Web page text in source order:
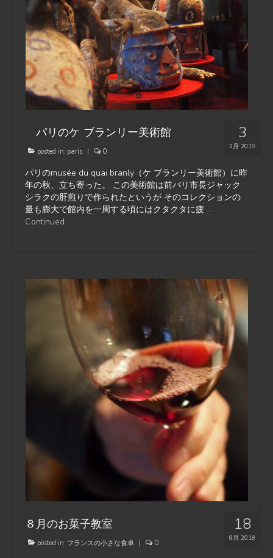
3
2月 2019
パリのケ ブランリー美術館
posted in: paris 0
パリのmusée du quai branly（ケ ブランリー美術館）に昨
年の秋、立ち寄った。 この美術館は前パリ市長ジャック
シラクの肝煎りで作られたというが そのコレクションの
量も膨大で館内を一周する頃にはクタクタに疲 …
Continued
18
8月 2018
８月のお菓子教室
posted in: フランスの小さな食卓 0